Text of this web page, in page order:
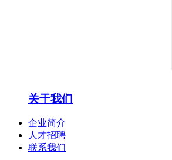
关于我们
企业简介
人才招聘
联系我们